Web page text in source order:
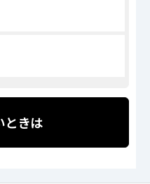
ときは